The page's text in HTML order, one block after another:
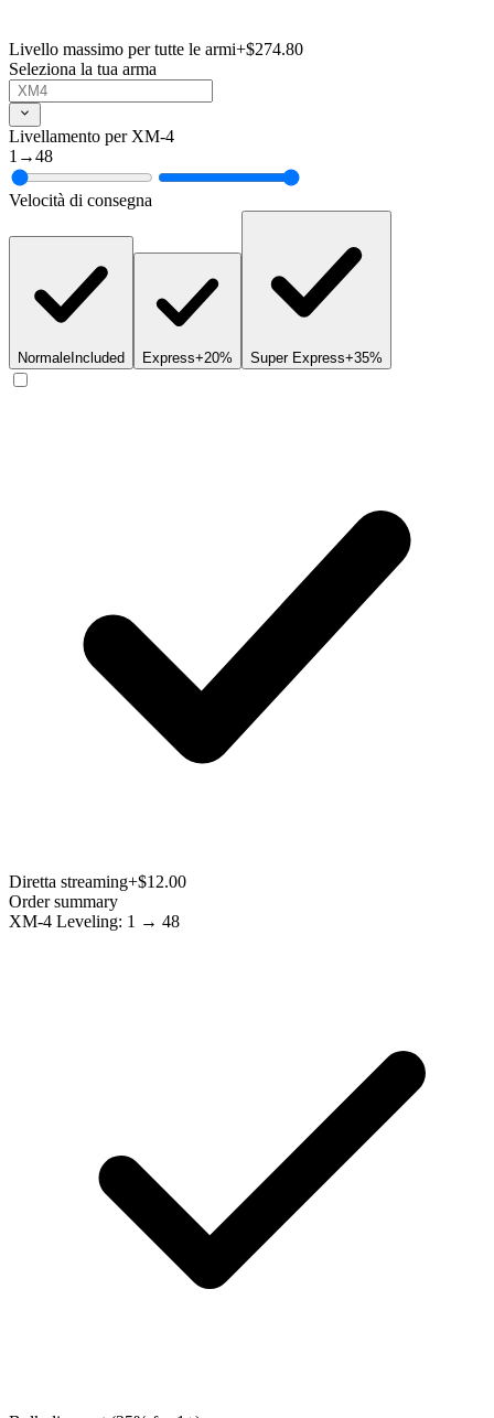
Livello massimo per tutte le armi+$274.80
Seleziona la tua arma
Livellamento per XM-4
1 →48
Velocità di consegna
Normale Included Express+20% Super Express+35%
Diretta streaming+$12.00
Order summary
XM-4 Leveling: 1 → 48